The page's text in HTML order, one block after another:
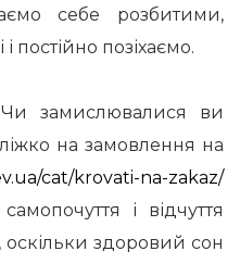
себе розбитими,
постійно позіхаємо.
Чи замислювалися ви
на замовлення на
cat/krovati-na-zakaz/
і відчуття
оскільки здоровий сон